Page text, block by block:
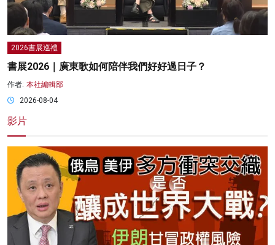
2026書展巡禮
書展2026｜廣東歌如何陪伴我們好好過日子？
作者: 本社編輯部
2026-08-04
影片